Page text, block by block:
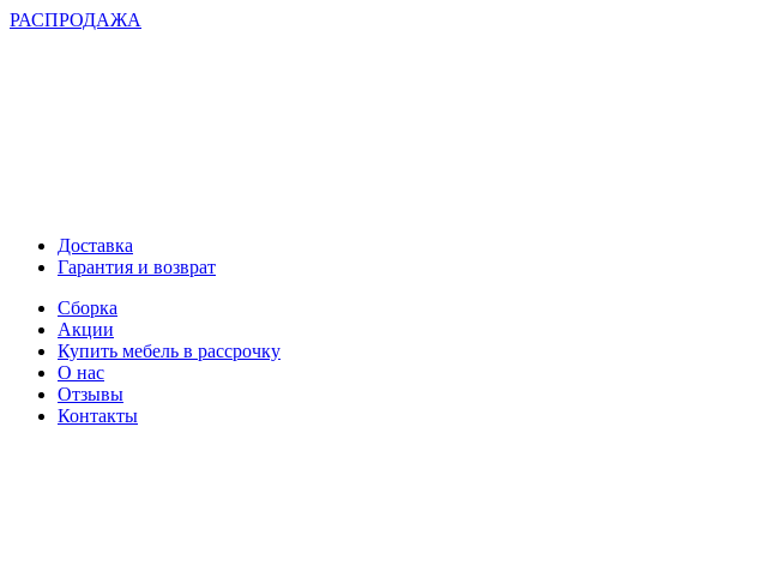
РАСПРОДАЖА
Доставка
Гарантия и возврат
Сборка
Акции
Купить мебель в рассрочку
О нас
Отзывы
Контакты